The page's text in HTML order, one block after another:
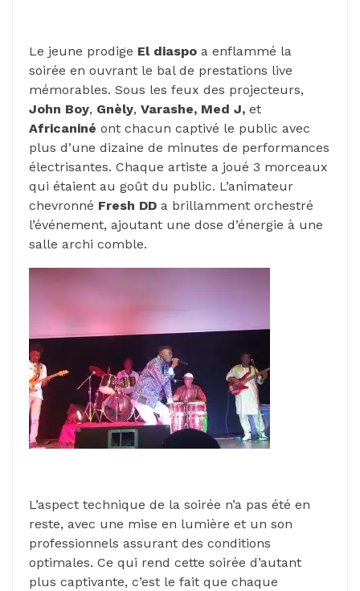
Le jeune prodige El diaspo a enflammé la
soirée en ouvrant le bal de prestations live
mémorables. Sous les feux des projecteurs,
John Boy, Gnèly, Varashe, Med J, et
Africaniné ont chacun captivé le public avec
plus d’une dizaine de minutes de performances
électrisantes. Chaque artiste a joué 3 morceaux
qui étaient au goût du public. L’animateur
chevronné Fresh DD a brillamment orchestré
l’événement, ajoutant une dose d’énergie à une
salle archi comble.
L’aspect technique de la soirée n’a pas été en
reste, avec une mise en lumière et un son
professionnels assurant des conditions
optimales. Ce qui rend cette soirée d’autant
plus captivante, c’est le fait que chaque